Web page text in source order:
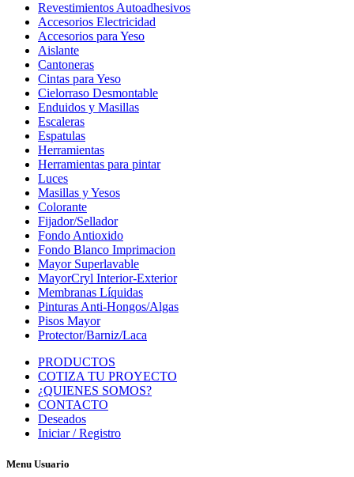
cantidad
Revestimientos Autoadhesivos
Accesorios Electricidad
Accesorios para Yeso
Aislante
Cantoneras
Cintas para Yeso
Cielorraso Desmontable
Enduidos y Masillas
Escaleras
Espatulas
Herramientas
Herramientas para pintar
Luces
Masillas y Yesos
Colorante
Fijador/Sellador
Fondo Antioxido
Fondo Blanco Imprimacion
Mayor Superlavable
MayorCryl Interior-Exterior
Membranas Líquidas
Pinturas Anti-Hongos/Algas
Pisos Mayor
Protector/Barniz/Laca
PRODUCTOS
COTIZA TU PROYECTO
¿QUIENES SOMOS?
CONTACTO
Deseados
Iniciar / Registro
Menu Usuario